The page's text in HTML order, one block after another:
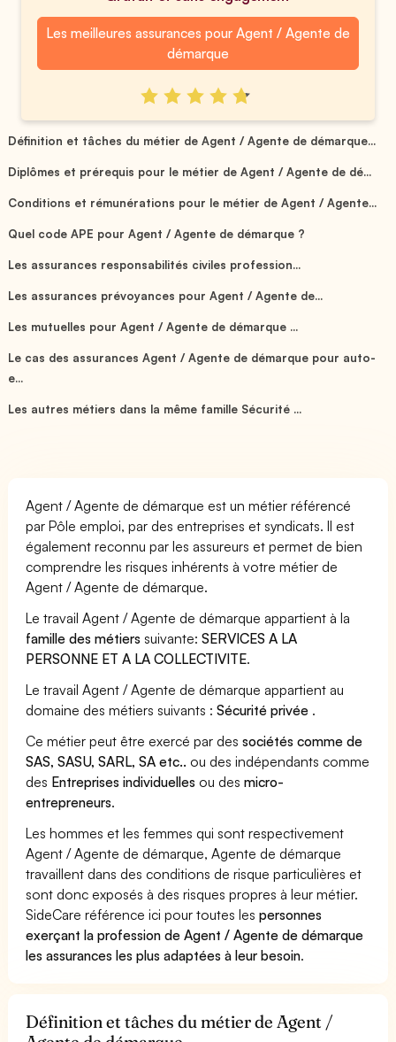
Les meilleures assurances pour Agent / Agente de
démarque
Définition et tâches du métier de Agent / Agente de démarque...
Diplômes et prérequis pour le métier de Agent / Agente de dé...
Conditions et rémunérations pour le métier de Agent / Agente...
Quel code APE pour Agent / Agente de démarque ?
Les assurances responsabilités civiles profession...
Les assurances prévoyances pour Agent / Agente de...
Les mutuelles pour Agent / Agente de démarque ...
Le cas des assurances Agent / Agente de démarque pour auto-
e...
Les autres métiers dans la même famille Sécurité ...
Agent / Agente de démarque est un métier référencé
par Pôle emploi, par des entreprises et syndicats. Il est
également reconnu par les assureurs et permet de bien
comprendre les risques inhérents à votre métier de
Agent / Agente de démarque.
Le travail Agent / Agente de démarque appartient à la
famille des métiers suivante:SERVICES A LA
PERSONNE ET A LA COLLECTIVITE.
Le travail Agent / Agente de démarque appartient au
domaine des métiers suivants :Sécurité privée .
Ce métier peut être exercé par dessociétés comme de
SAS, SASU, SARL, SA etc.. ou des indépendants comme
des Entreprises individuelles ou desmicro-
entrepreneurs.
Les hommes et les femmes qui sont respectivement
Agent / Agente de démarque, Agente de démarque
travaillent dans des conditions de risque particulières et
sont donc exposés à des risques propres à leur métier.
SideCare référence ici pour toutes lespersonnes
exerçant la profession de Agent / Agente de démarque
les assurances les plus adaptées à leur besoin.
Définition et tâches du métier de Agent /